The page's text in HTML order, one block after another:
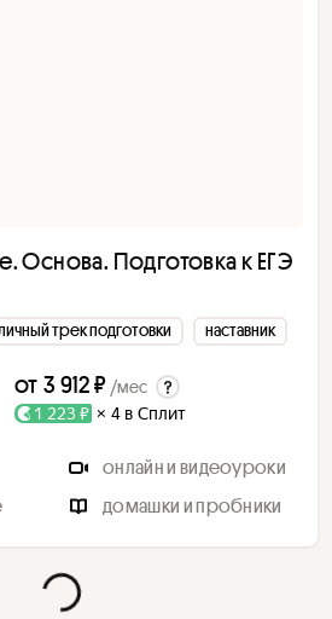
Основа. Подготовка к ЕГЭ
трек подготовки наставник
от 3 912 ₽ /мес
1 223 ₽ × 4 в Сплит
онлайн и видеоуроки
домашки и пробники